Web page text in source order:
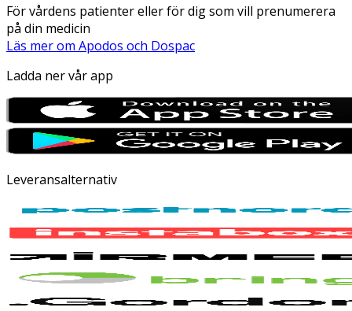
För vårdens patienter eller för dig som vill prenumerera
på din medicin
Läs mer om Apodos och Dospac
Ladda ner vår app
Leveransalternativ